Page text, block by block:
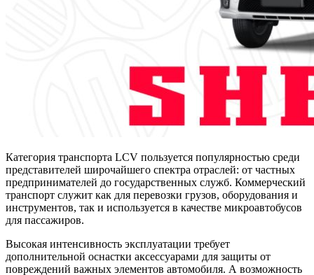
Категория транспорта LCV пользуется популярностью среди
представителей широчайшего спектра отраслей: от частных
предпринимателей до государственных служб. Коммерческий
транспорт служит как для перевозки грузов, оборудования и
инструментов, так и используется в качестве микроавтобусов
для пассажиров.
Высокая интенсивность эксплуатации требует
дополнительной оснастки аксессуарами для защиты от
повреждений важных элементов автомобиля. А возможность